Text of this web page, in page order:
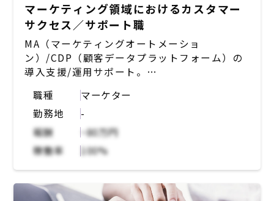
マーケティング領域におけるカスタマー
サクセス／サポート職
MA（マーケティングオートメーショ
ン）/CDP（顧客データプラットフォーム）の
導入支援/運用サポート。
イアントに対し、導入から運用までの支援を行
う。
・MAツールのセットアップ、施策設計、配信
設定（例：HubSpot、Salesforce
Marketing Cloud、Marketo）
・クライアントのマーケティング施策に合わせ
たデータ活用支援
職種
マーケター
勤務地
-
報酬
~80万円
稼働率
100%